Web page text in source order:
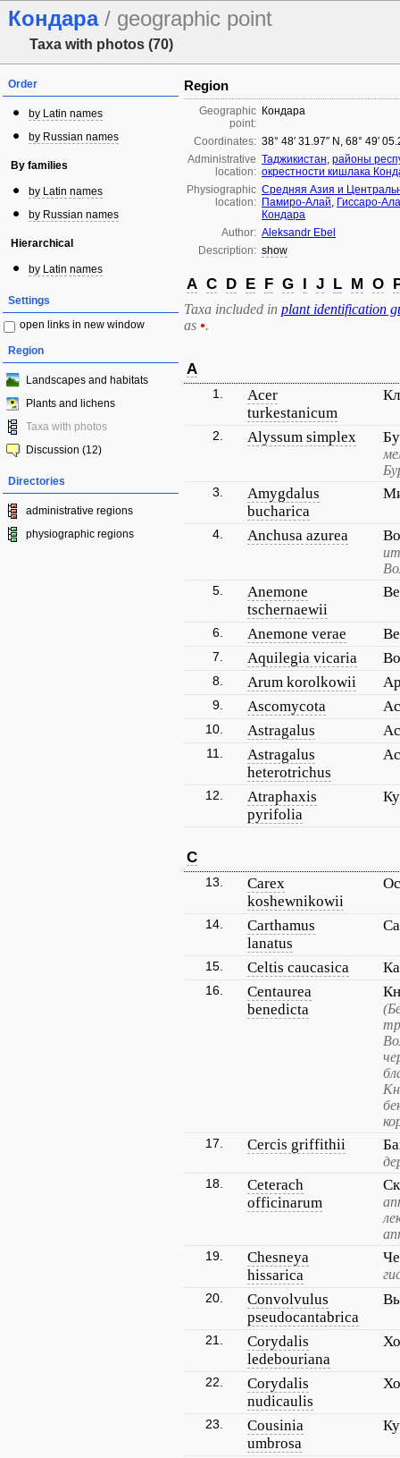
Кондара / geographic point
Taxa with photos (70)
Order
by Latin names
by Russian names
By families
by Latin names
by Russian names
Hierarchical
by Latin names
Settings
open links in new window
Region
Landscapes and habitats
Plants and lichens
Taxa with photos
Discussion (12)
Directories
administrative regions
physiographic regions
Region
Geographic
point:
Кондара
Coordinates: 38° 48′ 31.97″ N, 68° 49′
Administrative
location:
Таджикистан, районы
окрестности кишлака
Physiographic
location:
Средняя Азия и
Памиро-Алай, Гиссаро-
Кондара
Author: Aleksandr Ebel
Description: show
A C D E F G I J L M O
Taxa included in plant identification
as •.
A
1.
Acer
turkestanicum
2. Alyssum simplex
3.
Amygdalus
bucharica
4. Anchusa azurea
5.
Anemone
tschernaewii
6. Anemone verae
7. Aquilegia vicaria
8. Arum korolkowii
9. Ascomycota
10. Astragalus
11.
Astragalus
heterotrichus
12.
Atraphaxis
pyrifolia
C
13.
Carex
koshewnikowii
14.
Carthamus
lanatus
15. Celtis caucasica
16.
Centaurea
benedicta
17. Cercis griffithii
18.
Ceterach
officinarum
19.
Chesneya
hissarica
20.
Convolvulus
pseudocantabrica
21.
Corydalis
ledebouriana
22.
Corydalis
nudicaulis
23.
Cousinia
umbrosa